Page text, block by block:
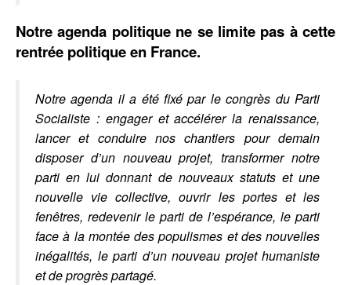
Notre agenda politique ne se limite pas à cette
rentrée politique en France.
Notre agenda il a été fixé par le congrès du Parti
Socialiste : engager et accélérer la renaissance,
lancer et conduire nos chantiers pour demain
disposer d’un nouveau projet, transformer notre
parti en lui donnant de nouveaux statuts et une
nouvelle vie collective, ouvrir les portes et les
fenêtres, redevenir le parti de l’espérance, le parti
face à la montée des populismes et des nouvelles
inégalités, le parti d’un nouveau projet humaniste
et de progrès partagé.